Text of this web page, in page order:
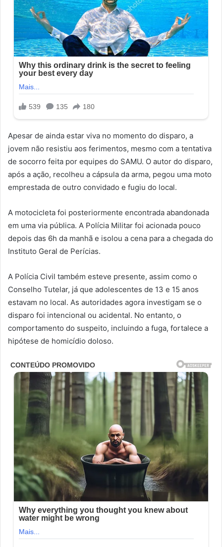
Apesar de ainda estar viva no momento do disparo, a
jovem não resistiu aos ferimentos, mesmo com a tentativa
de socorro feita por equipes do SAMU. O autor do disparo,
após a ação, recolheu a cápsula da arma, pegou uma moto
emprestada de outro convidado e fugiu do local.
A motocicleta foi posteriormente encontrada abandonada
em uma via pública. A Polícia Militar foi acionada pouco
depois das 6h da manhã e isolou a cena para a chegada do
Instituto Geral de Perícias.
A Polícia Civil também esteve presente, assim como o
Conselho Tutelar, já que adolescentes de 13 e 15 anos
estavam no local. As autoridades agora investigam se o
disparo foi intencional ou acidental. No entanto, o
comportamento do suspeito, incluindo a fuga, fortalece a
hipótese de homicídio doloso.